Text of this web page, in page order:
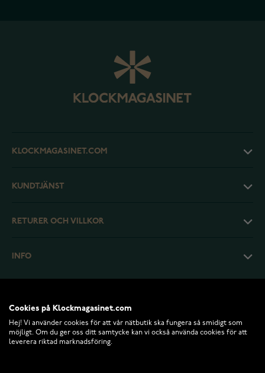
KLOCKMAGASINET.COM
KUNDTJÄNST
RETURER OCH VILLKOR
INFO
Cookies på Klockmagasinet.com
Hej! Vi använder cookies för att vår nätbutik ska fungera så smidigt som
möjligt. Om du ger oss ditt samtycke kan vi också använda cookies för att
leverera riktad marknadsföring.